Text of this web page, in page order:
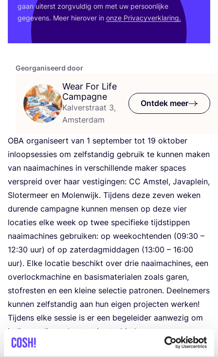
Georganiseerd door
Wear For Life
Campagne
Kalverstraat 3,
Amsterdam
Ontdek meer
OBA orga­ni­seert van 1 sep­tem­ber tot 19 okto­ber
inloop­ses­sies om zelf­stan­dig gebruik te kun­nen maken
van naai­ma­chi­nes in ver­schil­len­de maker spa­ces
ver­spreid over haar ves­ti­gin­gen: CC Amstel, Java­p­lein,
Slo­ter­meer en Molen­wijk. Tij­dens deze zeven weken
duren­de cam­pag­ne kun­nen men­sen op deze vier
loca­ties elke week op twee spe­ci­fie­ke tijd­stip­pen
naai­ma­chi­nes gebrui­ken: op weekoch­ten­den (09:30 –
12:30 uur) of op zater­dag­mid­da­gen (13:00 – 16:00
uur). Elke loca­tie beschikt over drie naai­ma­chi­nes, een
over­lock­ma­chi­ne en basis­ma­te­ri­a­len zoals garen,
stof­res­ten en een klei­ne selec­tie patro­nen. Deel­ne­mers
kun­nen zelf­stan­dig aan hun eigen pro­jec­ten wer­ken!
Tij­dens elke ses­sie is er een bege­lei­der aan­we­zig om
indien nodig onder­steu­ning te bieden.
gaan uiterst zorg­vul­dig om met uw per­soon­lij­ke
gege­vens. Meer hier­over in onze Pri­va­cy­ver­kla­ring.